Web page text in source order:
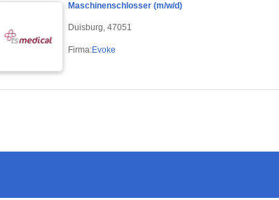
Maschinenschlosser (m/w/d)
Duisburg, 47051
Firma:Evoke